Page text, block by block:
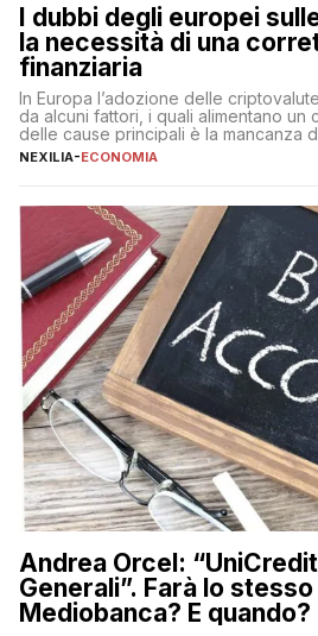
I dubbi degli europei
la necessità di una
finanziaria
In Europa l’adozione delle
da alcuni fattori, i quali alimentano un
delle cause principali è la mancanza
educazione finanziaria, che
sulle criptovalute: […]
NEXILIA-ECONOMIA
Andrea Orcel:
Generali”. Farà lo
Mediobanca? E quando?